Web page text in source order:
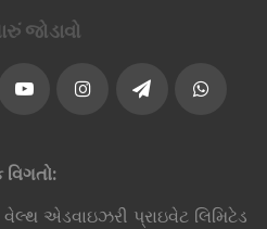
જોડાવો​
વિગતો:
એડવાઇઝરી પ્રાઇવેટ લિમિટેડ